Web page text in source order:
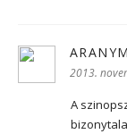
2013.
A